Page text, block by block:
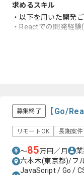
求めるスキル
・以下を用いた開発
・Reactでの開発経
募集終了 【Go/
リモートOK 長期案件
〜85万円／月
六本木(東京都)/フ
JavaScript / Go /